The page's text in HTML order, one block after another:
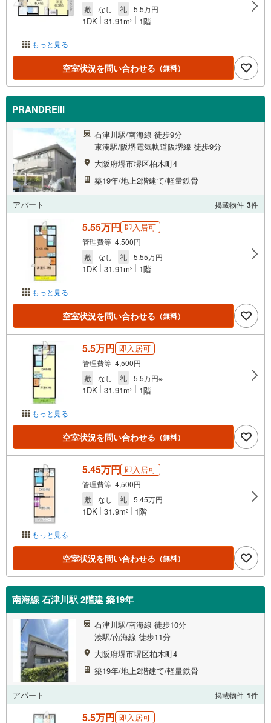
もっと見る
敷
なし 礼 5.5万円
1DK 31.91m2 1階
空室状況を問い合わせる （無料）
PRANDREIII
石津川駅/南海線 徒歩9分
東湊駅/阪堺電気軌道阪堺線 徒歩9分
大阪府堺市堺区柏木町4
築19年/地上2階建て/軽量鉄骨
アパート 掲載物件 3件
もっと見る
5.55万円 即入居可
管理費等 4,500円
敷
なし 礼 5.55万円
1DK 31.91m2 1階
空室状況を問い合わせる （無料）
もっと見る
5.5万円 即入居可
管理費等 4,500円
敷
なし 礼 5.5万円※
1DK 31.91m2 1階
空室状況を問い合わせる （無料）
もっと見る
5.45万円 即入居可
管理費等 4,500円
敷
なし 礼 5.45万円
1DK 31.9m2 1階
空室状況を問い合わせる （無料）
南海線 石津川駅 2階建 築19年
石津川駅/南海線 徒歩10分
湊駅/南海線 徒歩11分
大阪府堺市堺区柏木町4
築19年/地上2階建て/軽量鉄骨
アパート 掲載物件 1件
5.5万円 即入居可